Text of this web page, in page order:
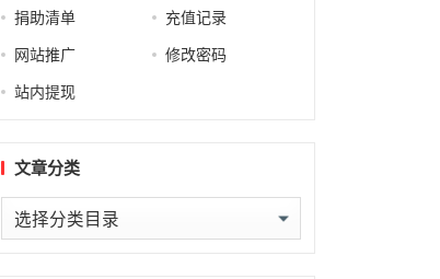
捐助清单 充值记录
网站推广 修改密码
站内提现
文章分类
文
章